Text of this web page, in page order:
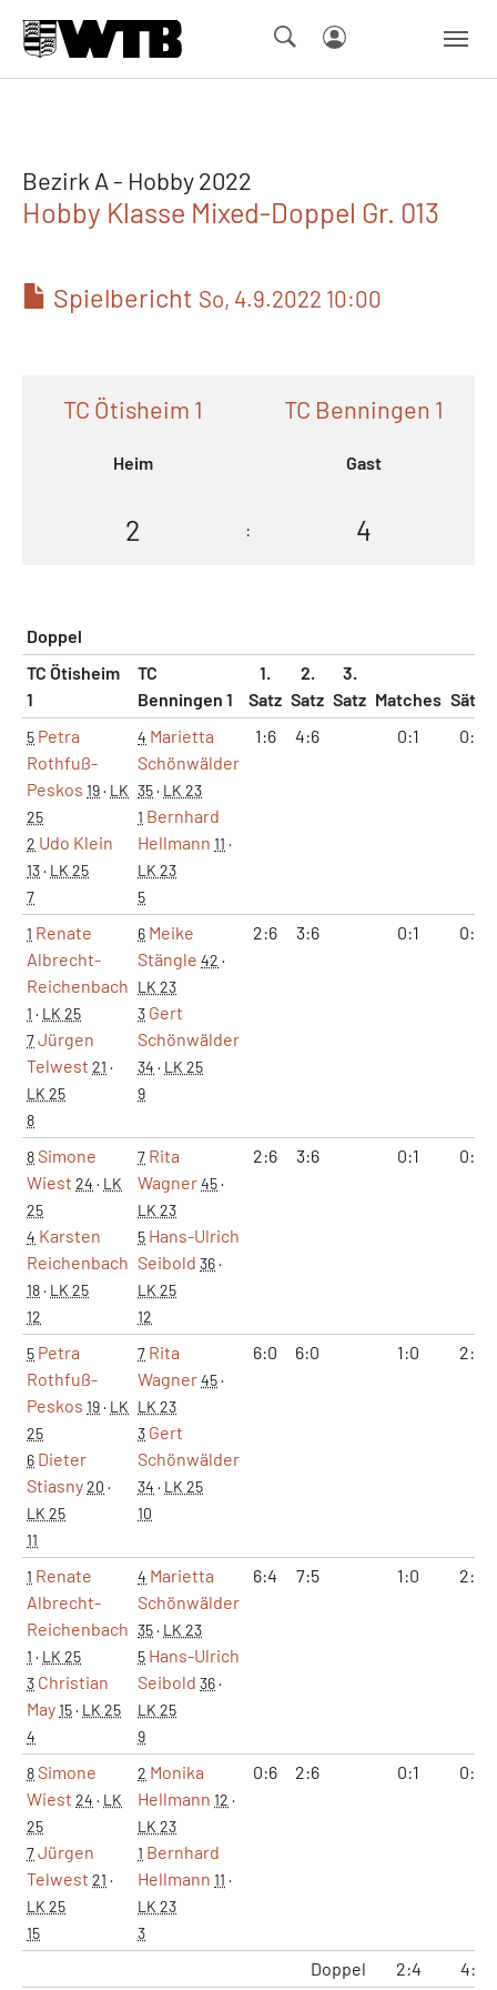
Bezirk A - Hobby 2022
Hobby Klasse Mixed-Doppel Gr. 013
Spielbericht So, 4.9.2022 10:00
TC Ötisheim 1
Heim
TC Benningen 1
Gast
2 : 4
Doppel
TC Ötisheim
1
TC
Benningen 1
1.
Satz
2.
Satz
3.
Satz Matches Sätze
5 Petra
Rothfuß-
Peskos 19· LK
25
2 Udo Klein
13· LK 25
7
4 Marietta
Schönwälder
35· LK 23
1 Bernhard
Hellmann 11 ·
LK 23
5
1:6 4:6 0:1 0:2
1 Renate
Albrecht-
Reichenbach
1 · LK 25
7Jürgen
Telwest 21 ·
LK 25
8
6 Meike
Stängle 42 ·
LK 23
3 Gert
Schönwälder
34 · LK 25
9
2:6 3:6 0:1 0:2
8Simone
Wiest 24 · LK
25
4 Karsten
Reichenbach
18· LK 25
12
7 Rita
Wagner45·
LK 23
5 Hans-Ulrich
Seibold 36·
LK 25
12
2:6 3:6 0:1 0:2
5 Petra
Rothfuß-
Peskos 19· LK
25
6 Dieter
Stiasny20 ·
LK 25
11
7 Rita
Wagner45·
LK 23
3 Gert
Schönwälder
34 · LK 25
10
6:0 6:0 1:0 2:0
1 Renate
Albrecht-
Reichenbach
1 · LK 25
3 Christian
May15· LK 25
4
4 Marietta
Schönwälder
35· LK 23
5 Hans-Ulrich
Seibold 36·
LK 25
9
6:4 7:5 1:0 2:0
8Simone
Wiest 24 · LK
25
7Jürgen
Telwest 21 ·
LK 25
15
2 Monika
Hellmann 12 ·
LK 23
1 Bernhard
Hellmann 11 ·
LK 23
3
0:6 2:6 0:1 0:2
Doppel 2:4 4:8